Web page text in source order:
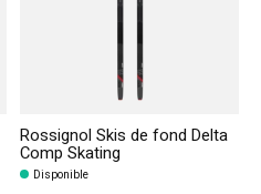
Rossignol Skis de fond Delta
Comp Skating
Disponible